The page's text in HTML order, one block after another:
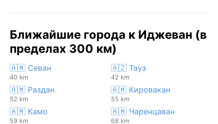
Ближайшие города к Иджеван (в
пределах 300 км)
🇦🇲 Севан
40 km
🇦🇿 Тауз
42 km
🇦🇲 Раздан
52 km
🇦🇲 Кировакан
55 km
🇦🇲 Камо
59 km
🇦🇲 Чаренцаван
68 km